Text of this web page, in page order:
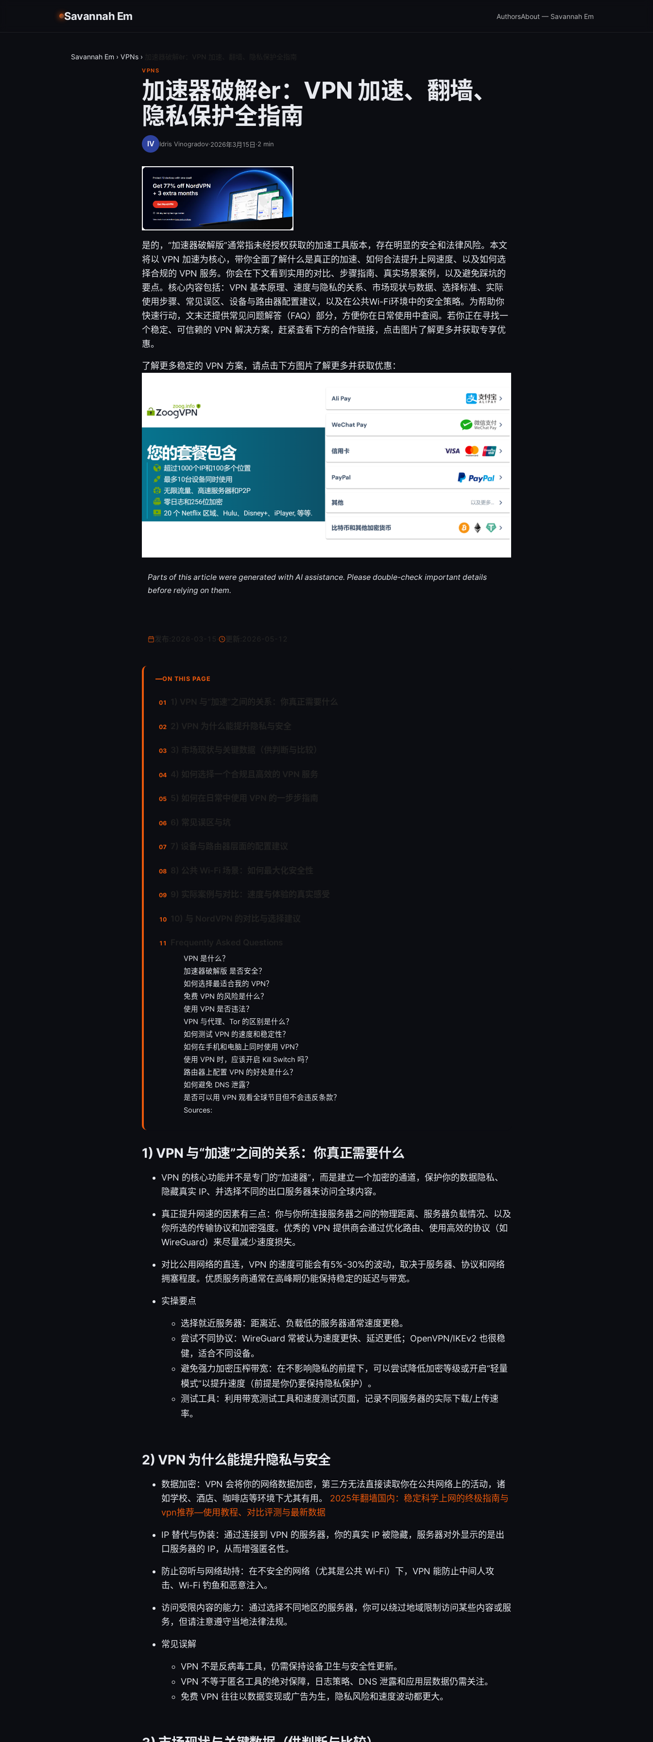
Savannah Em AuthorsAbout — Savannah Em
Savannah Em › VPNs ›
VPNS
加速器破解̀er：VPN 加速、翻墙、
隐私保护全指南
Idris Vinogradov·2026年3月15日·2 min
是的，“加速器破解版”通常指未经授权获取的加速工具版本，存在明显的安全和法律风险。本文
将以 VPN 加速为核心，带你全面了解什么是真正的加速、如何合法提升上网速度、以及如何选
择合规的 VPN 服务。你会在下文看到实用的对比、步骤指南、真实场景案例，以及避免踩坑的
要点。核心内容包括：VPN 基本原理、速度与隐私的关系、市场现状与数据、选择标准、实际
使用步骤、常见误区、设备与路由器配置建议，以及在公共Wi-Fi环境中的安全策略。为帮助你
快速行动，文末还提供常见问题解答（FAQ）部分，方便你在日常使用中查阅。若你正在寻找一
个稳定、可信赖的 VPN 解决方案，赶紧查看下方的合作链接，点击图片了解更多并获取专享优
惠。
了解更多稳定的 VPN 方案，请点击下方图片了解更多并获取优惠：
Parts of this article were generated with AI assistance. Please double-check important details
before relying on them.
更新:
ON THIS PAGE
VPN 是什么？
加速器破解版 是否安全？
如何选择最适合我的 VPN？
免费 VPN 的风险是什么？
使用 VPN 是否违法？
VPN 与代理、Tor 的区别是什么？
如何测试 VPN 的速度和稳定性？
如何在手机和电脑上同时使用 VPN？
使用 VPN 时，应该开启 Kill Switch 吗？
路由器上配置 VPN 的好处是什么？
如何避免 DNS 泄露？
是否可以用 VPN 观看全球节目但不会违反条款？
Sources:
1) VPN 与“加速”之间的关系：你真正需要什么
VPN 的核心功能并不是专门的“加速器”，而是建立一个加密的通道，保护你的数据隐私、
隐藏真实 IP、并选择不同的出口服务器来访问全球内容。
真正提升网速的因素有三点：你与你所连接服务器之间的物理距离、服务器负载情况、以及
你所选的传输协议和加密强度。优秀的 VPN 提供商会通过优化路由、使用高效的协议（如
WireGuard）来尽量减少速度损失。
对比公用网络的直连，VPN 的速度可能会有5%-30%的波动，取决于服务器、协议和网络
拥塞程度。优质服务商通常在高峰期仍能保持稳定的延迟与带宽。
实操要点
选择就近服务器：距离近、负载低的服务器通常速度更稳。
尝试不同协议：WireGuard 常被认为速度更快、延迟更低；OpenVPN/IKEv2 也很稳
健，适合不同设备。
避免强力加密压榨带宽：在不影响隐私的前提下，可以尝试降低加密等级或开启“轻量
模式”以提升速度（前提是你仍要保持隐私保护）。
测试工具：利用带宽测试工具和速度测试页面，记录不同服务器的实际下载/上传速
率。
2) VPN 为什么能提升隐私与安全
数据加密：VPN 会将你的网络数据加密，第三方无法直接读取你在公共网络上的活动，诸
如学校、酒店、咖啡店等环境下尤其有用。 2025年翻墙国内：稳定科学上网的终极指南与
vpn推荐—使用教程、对比评测与最新数据
IP 替代与伪装：通过连接到 VPN 的服务器，你的真实 IP 被隐藏，服务器对外显示的是出
口服务器的 IP，从而增强匿名性。
防止窃听与网络劫持：在不安全的网络（尤其是公共 Wi-Fi）下，VPN 能防止中间人攻
击、Wi-Fi 钓鱼和恶意注入。
访问受限内容的能力：通过选择不同地区的服务器，你可以绕过地域限制访问某些内容或服
务，但请注意遵守当地法律法规。
常见误解
VPN 不是反病毒工具，仍需保持设备卫生与安全性更新。
VPN 不等于匿名工具的绝对保障，日志策略、DNS 泄露和应用层数据仍需关注。
免费 VPN 往往以数据变现或广告为生，隐私风险和速度波动都更大。